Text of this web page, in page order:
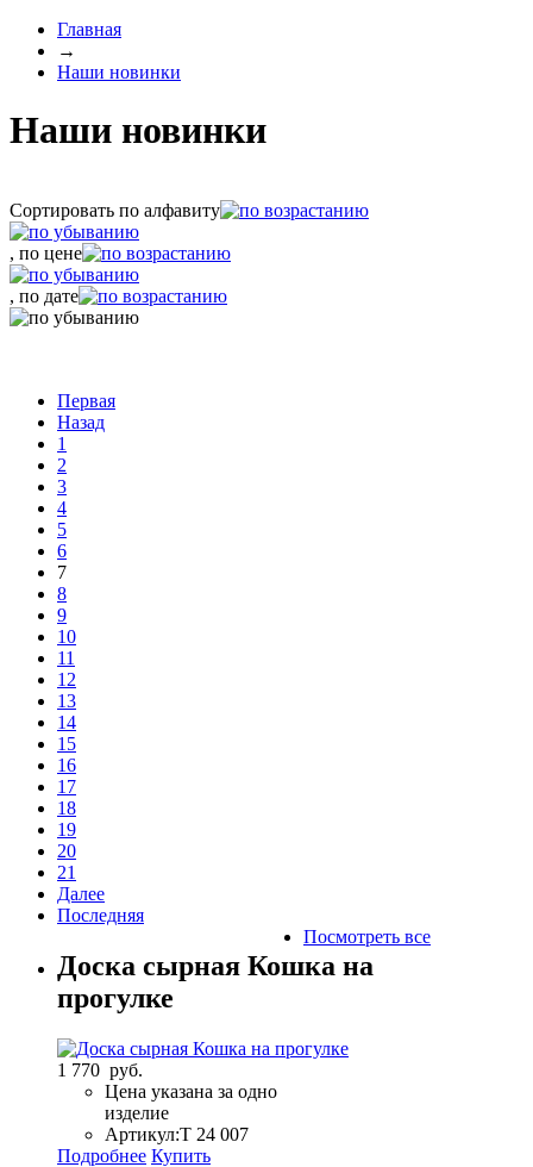
Главная
→
Наши новинки
Наши новинки
Сортировать по алфавиту
, по цене
, по дате
Первая
Назад
1
2
3
4
5
6
7
8
9
10
11
12
13
14
15
16
17
18
19
20
21
Далее
Последняя
Посмотреть все
Доска сырная Кошка на
прогулке
1 770 руб.
Цена указана за одно
изделие
Артикул:Т 24 007
Подробнее Купить